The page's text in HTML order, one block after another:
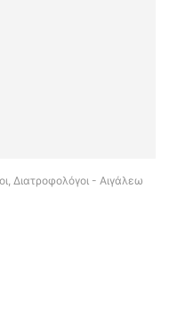
Διατροφολόγοι - Αιγάλεω